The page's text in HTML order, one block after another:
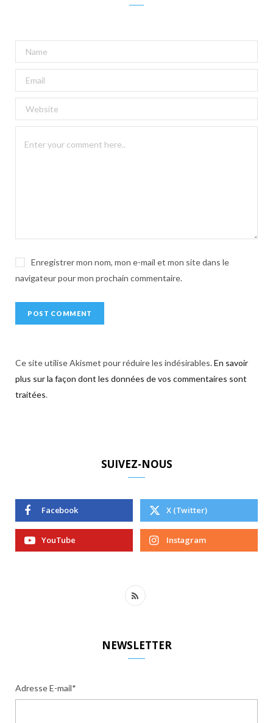
Enregistrer mon nom, mon e-mail et mon site dans le
navigateur pour mon prochain commentaire.
l
e
n
Ce site utilise Akismet pour réduire les indésirables.En savoir
plus sur la façon dont les données de vos commentaires sont
traitées.
SUIVEZ-NOUS
Facebook X (Twitter)
YouTube Instagram
R
NEWSLETTER
Adresse E-mail*